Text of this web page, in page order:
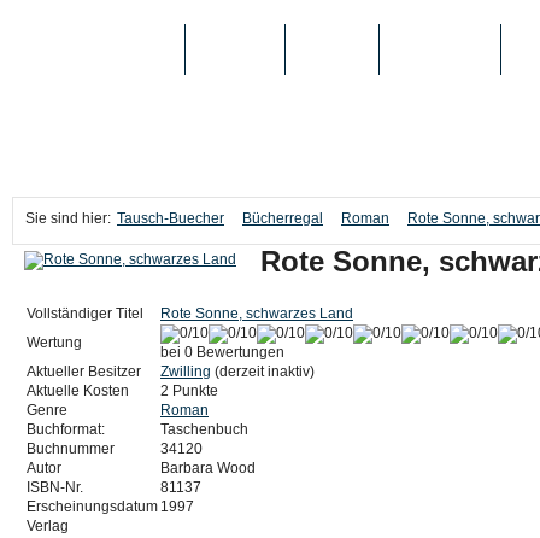
Sie sind hier: Tausch-Buecher Bücherregal Roman Rote Sonne,
Rote Sonne,
Vollständiger Titel
Rote Sonne, schwarzes Land
Wertung
bei 0 Bewertungen
Aktueller Besitzer
Zwilling (derzeit inaktiv)
Aktuelle Kosten
2 Punkte
Genre
Roman
Buchformat:
Taschenbuch
Buchnummer
34120
Autor
Barbara Wood
ISBN-Nr.
81137
Erscheinungsdatum 1997
Verlag